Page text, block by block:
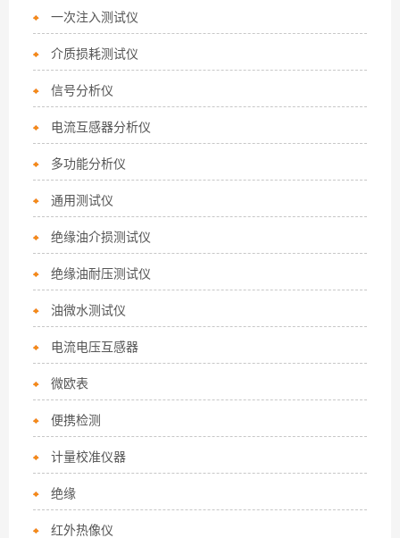
一次注入测试仪
介质损耗测试仪
信号分析仪
电流互感器分析仪
多功能分析仪
通用测试仪
绝缘油介损测试仪
绝缘油耐压测试仪
油微水测试仪
电流电压互感器
微欧表
便携检测
计量校准仪器
绝缘
红外热像仪